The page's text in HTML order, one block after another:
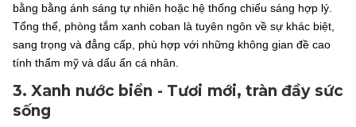
bằng bằng ánh sáng tự nhiên hoặc hệ thống chiếu sáng hợp lý.
Tổng thể, phòng tắm xanh coban là tuyên ngôn về sự khác biệt,
sang trọng và đẳng cấp, phù hợp với những không gian đề cao
tính thẩm mỹ và dấu ấn cá nhân.
3. Xanh nước biển - Tươi mới, tràn đầy sức
sống